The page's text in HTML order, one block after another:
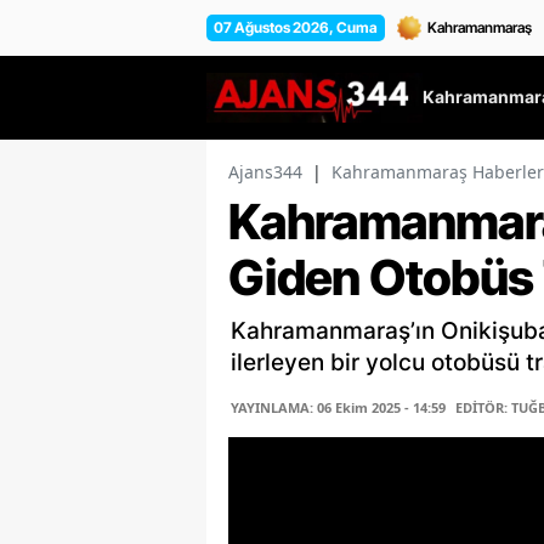
07 Ağustos 2026, Cuma
Ajans344 | Kahramanmaraş
Giden
Kahramanmaraş’ın
ilerleyen bir yolcu otobüsü
YAYINLAMA: 06 Ekim 2025 - 14:59 EDİTÖR: